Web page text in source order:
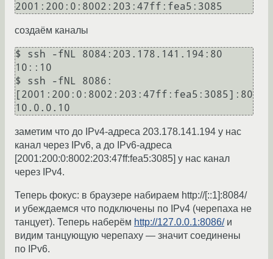
создаём каналы
$ ssh -fNL 8084:203.178.141.194:80
10::10
$ ssh -fNL 8086:
[2001:200:0:8002:203:47ff:fea5:3085]:80
заметим что до IPv4-адреса 203.178.141.194 у нас
канал через IPv6, а до IPv6-адреса
[2001:200:0:8002:203:47ff:fea5:3085] у нас канал
через IPv4.
Теперь фокус: в браузере набираем http://[::1]:8084/
и убеждаемся что подключены по IPv4 (черепаха не
танцует). Теперь наберём http://127.0.0.1:8086/и
видим танцующую черепаху — значит соединены
по IPv6.